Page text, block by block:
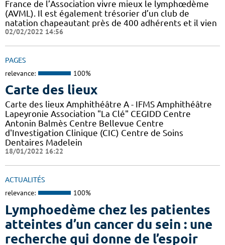
France de l’Association vivre mieux le lymphœdème
(AVML). Il est également trésorier d’un club de
natation chapeautant près de 400 adhérents et il vien
02/02/2022 14:56
PAGES
relevance: 100%
Carte des lieux
Carte des lieux Amphithéâtre A - IFMS Amphithéâtre
Lapeyronie Association "La Clé" CEGIDD Centre
Antonin Balmès Centre Bellevue Centre
d'Investigation Clinique (CIC) Centre de Soins
Dentaires Madelein
18/01/2022 16:22
ACTUALITÉS
relevance: 100%
Lymphoedème chez les patientes
atteintes d’un cancer du sein : une
recherche qui donne de l’espoir